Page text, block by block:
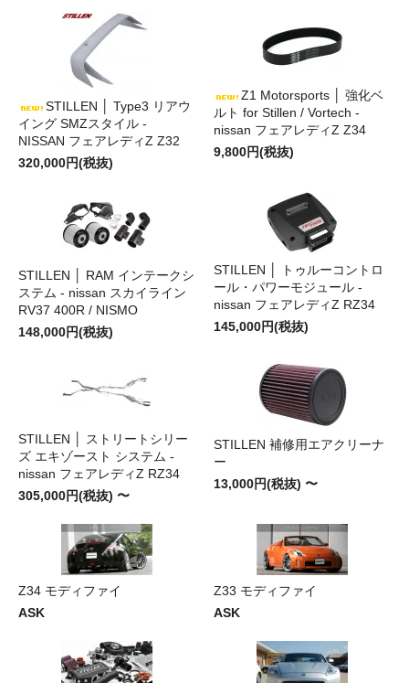
STILLEN │ Type3 リアウ
イング SMZスタイル -
NISSAN フェアレディZ Z32
320,000円(税抜)
Z1 Motorsports │ 強化ベ
ルト for Stillen / Vortech -
nissan フェアレディZ Z34
9,800円(税抜)
STILLEN │ RAM インテークシ
ステム - nissan スカイライン
RV37 400R / NISMO
148,000円(税抜)
STILLEN │ トゥルーコントロ
ール・パワーモジュール -
nissan フェアレディZ RZ34
145,000円(税抜)
STILLEN │ ストリートシリー
ズ エキゾースト システム -
nissan フェアレディZ RZ34
305,000円(税抜) 〜
STILLEN 補修用エアクリーナ
ー
13,000円(税抜) 〜
Z34 モディファイ
ASK
Z33 モディファイ
ASK